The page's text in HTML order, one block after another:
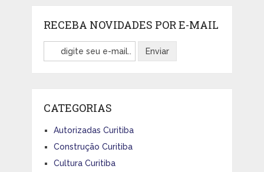
RECEBA NOVIDADES POR E-MAIL
CATEGORIAS
Autorizadas Curitiba
Construção Curitiba
Cultura Curitiba